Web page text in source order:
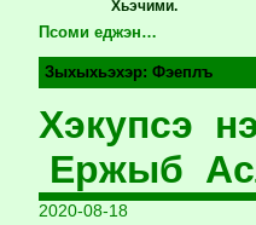
Хьэчими.
Псоми еджэн…
Зыхыхьэхэр:Фэеплъ
Хэкупсэ
Ержыб
2020-08-18